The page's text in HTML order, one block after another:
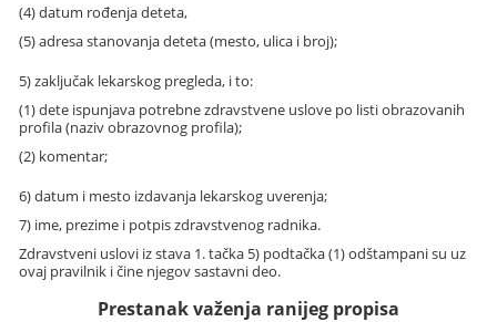
(4) datum rođenja deteta,
(5) adresa stanovanja deteta (mesto, ulica i broj);
5) zaključak lekarskog pregleda, i to:
(1) dete ispunjava potrebne zdravstvene uslove po listi obrazovanih
profila (naziv obrazovnog profila);
(2) komentar;
6) datum i mesto izdavanja lekarskog uverenja;
7) ime, prezime i potpis zdravstvenog radnika.
Zdravstveni uslovi iz stava 1. tačka 5) podtačka (1) odštampani su uz
ovaj pravilnik i čine njegov sastavni deo.
Prestanak važenja ranijeg propisa